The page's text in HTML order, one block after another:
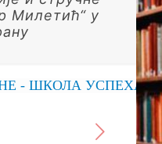
Милетић“ у
УСПЕХА